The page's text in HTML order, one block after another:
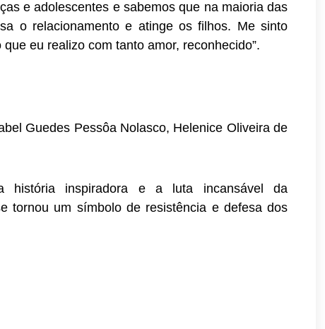
e adolescentes e sabemos que na maioria das
o relacionamento e atinge os filhos. Me sinto
eu realizo com tanto amor, reconhecido”.
Guedes Pessôa Nolasco, Helenice Oliveira de
história inspiradora e a luta incansável da
tornou um símbolo de resistência e defesa dos